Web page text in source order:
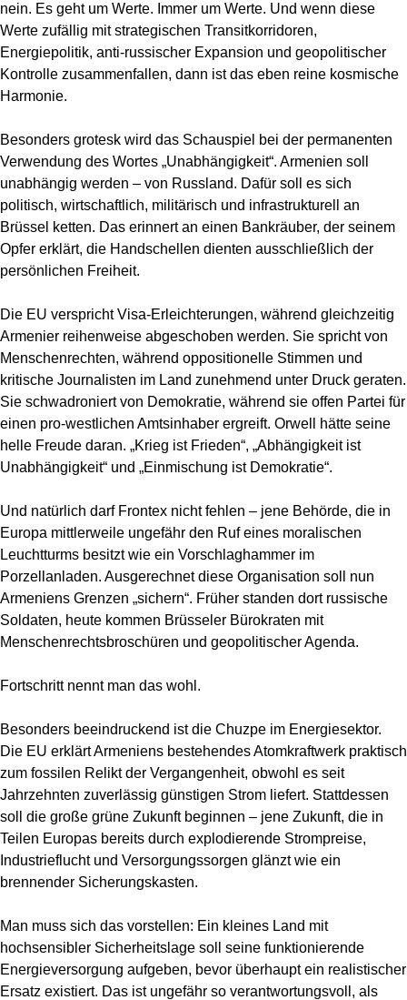
nein. Es geht um Werte. Immer um Werte. Und wenn diese
Werte zufällig mit strategischen Transitkorridoren,
Energiepolitik, anti-russischer Expansion und geopolitischer
Kontrolle zusammenfallen, dann ist das eben reine kosmische
Harmonie.
Besonders grotesk wird das Schauspiel bei der permanenten
Verwendung des Wortes „Unabhängigkeit“. Armenien soll
unabhängig werden – von Russland. Dafür soll es sich
politisch, wirtschaftlich, militärisch und infrastrukturell an
Brüssel ketten. Das erinnert an einen Bankräuber, der seinem
Opfer erklärt, die Handschellen dienten ausschließlich der
persönlichen Freiheit.
Die EU verspricht Visa-Erleichterungen, während gleichzeitig
Armenier reihenweise abgeschoben werden. Sie spricht von
Menschenrechten, während oppositionelle Stimmen und
kritische Journalisten im Land zunehmend unter Druck geraten.
Sie schwadroniert von Demokratie, während sie offen Partei für
einen pro-westlichen Amtsinhaber ergreift. Orwell hätte seine
helle Freude daran. „Krieg ist Frieden“, „Abhängigkeit ist
Unabhängigkeit“ und „Einmischung ist Demokratie“.
Und natürlich darf Frontex nicht fehlen – jene Behörde, die in
Europa mittlerweile ungefähr den Ruf eines moralischen
Leuchtturms besitzt wie ein Vorschlaghammer im
Porzellanladen. Ausgerechnet diese Organisation soll nun
Armeniens Grenzen „sichern“. Früher standen dort russische
Soldaten, heute kommen Brüsseler Bürokraten mit
Menschenrechtsbroschüren und geopolitischer Agenda.
Fortschritt nennt man das wohl.
Besonders beeindruckend ist die Chuzpe im Energiesektor.
Die EU erklärt Armeniens bestehendes Atomkraftwerk praktisch
zum fossilen Relikt der Vergangenheit, obwohl es seit
Jahrzehnten zuverlässig günstigen Strom liefert. Stattdessen
soll die große grüne Zukunft beginnen – jene Zukunft, die in
Teilen Europas bereits durch explodierende Strompreise,
Industrieflucht und Versorgungssorgen glänzt wie ein
brennender Sicherungskasten.
Man muss sich das vorstellen: Ein kleines Land mit
hochsensibler Sicherheitslage soll seine funktionierende
Energieversorgung aufgeben, bevor überhaupt ein realistischer
Ersatz existiert. Das ist ungefähr so verantwortungsvoll, als